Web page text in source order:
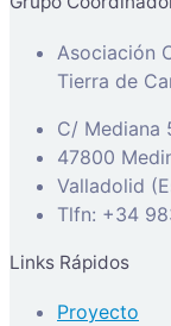
Asociación
Tierra de
C/ Mediana
47800
Valladolid
Tlfn: +34
Links Rápidos
Proyecto